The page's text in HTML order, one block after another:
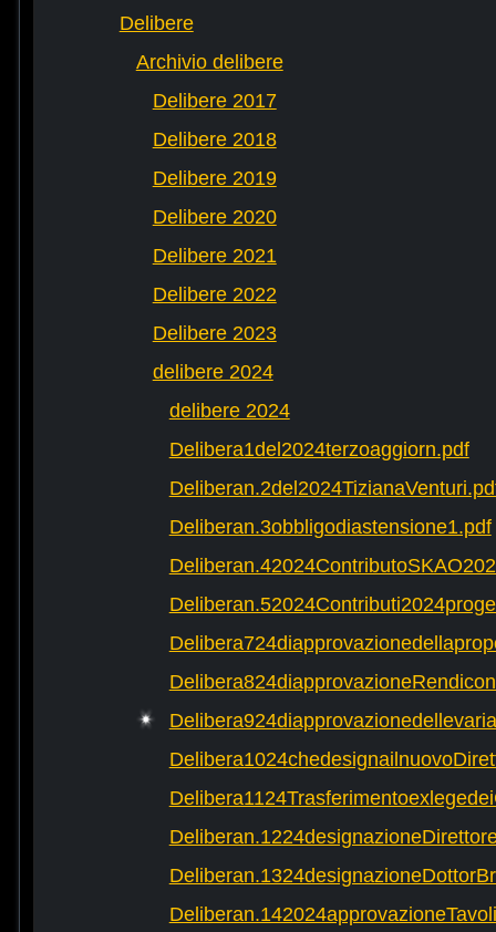
Delibere
Archivio delibere
Delibere 2017
Delibere 2018
Delibere 2019
Delibere 2020
Delibere 2021
Delibere 2022
Delibere 2023
delibere 2024
delibere 2024
Delibera1del2024terzoaggiorn.pdf
Deliberan.3obbligodiastensione1.pdf